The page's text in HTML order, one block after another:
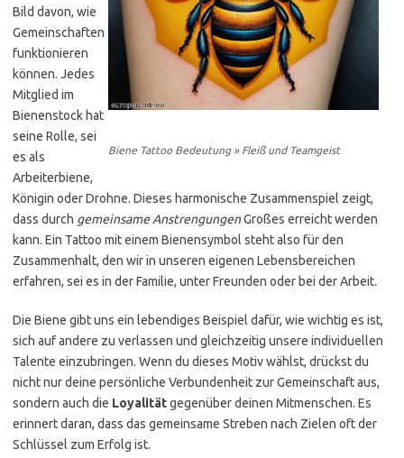
Biene Tattoo Bedeutung » Fleiß und Teamgeist
Bild davon, wie
Gemeinschaften
funktionieren
können. Jedes
Mitglied im
Bienenstock hat
seine Rolle, sei
es als
Arbeiterbiene,
Königin oder Drohne. Dieses harmonische Zusammenspiel zeigt,
dass durch gemeinsame AnstrengungenGroßes erreicht werden
kann. Ein Tattoo mit einem Bienensymbol steht also für den
Zusammenhalt, den wir in unseren eigenen Lebensbereichen
erfahren, sei es in der Familie, unter Freunden oder bei der Arbeit.
Die Biene gibt uns ein lebendiges Beispiel dafür, wie wichtig es ist,
sich auf andere zu verlassen und gleichzeitig unsere individuellen
Talente einzubringen. Wenn du dieses Motiv wählst, drückst du
nicht nur deine persönliche Verbundenheit zur Gemeinschaft aus,
sondern auch die Loyalitätgegenüber deinen Mitmenschen. Es
erinnert daran, dass das gemeinsame Streben nach Zielen oft der
Schlüssel zum Erfolg ist.